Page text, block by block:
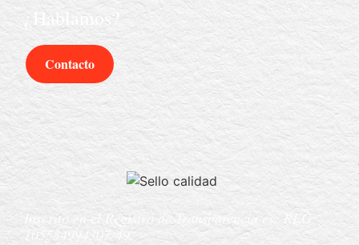
¿Hablamos?
Contacto
Inscrito en el Registro de Transparencia es: REG
105554994307-49.